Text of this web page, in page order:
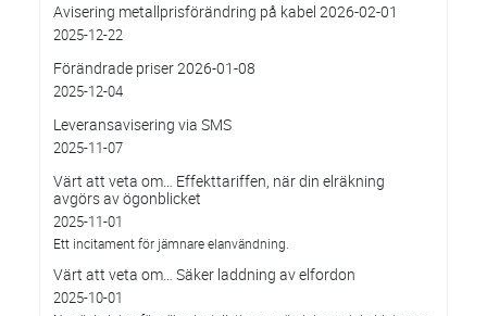
Avisering metallprisförändring på kabel 2026-02-01
2025-12-22
Förändrade priser 2026-01-08
2025-12-04
Leveransavisering via SMS
2025-11-07
Värt att veta om… Effekttariffen, när din elräkning
avgörs av ögonblicket
2025-11-01
Ett incitament för jämnare elanvändning.
Värt att veta om… Säker laddning av elfordon
2025-10-01